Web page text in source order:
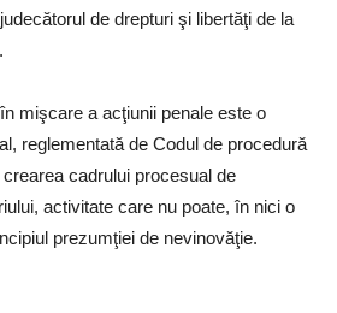
de drepturi şi libertăţi de la
mişcare a acţiunii penale este o
reglementată de Codul de procedură
cadrului procesual de
activitate care nu poate, în nici o
prezumţiei de nevinovăţie.